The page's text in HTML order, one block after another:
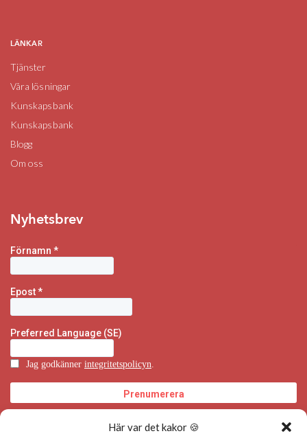
Här var det kakor 🍪
LÄNKAR
Tjänster
Våra lösningar
Kunskapsbank
Kunskapsbank
Blogg
Om oss
Nyhetsbrev